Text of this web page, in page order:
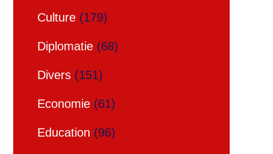
Culture (179)
Diplomatie (68)
Divers (151)
Economie (61)
Education (96)